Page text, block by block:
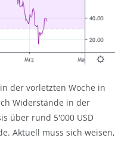
der vorletzten Woche in
Widerstände in der
über rund 5'000 USD
Aktuell muss sich weisen,